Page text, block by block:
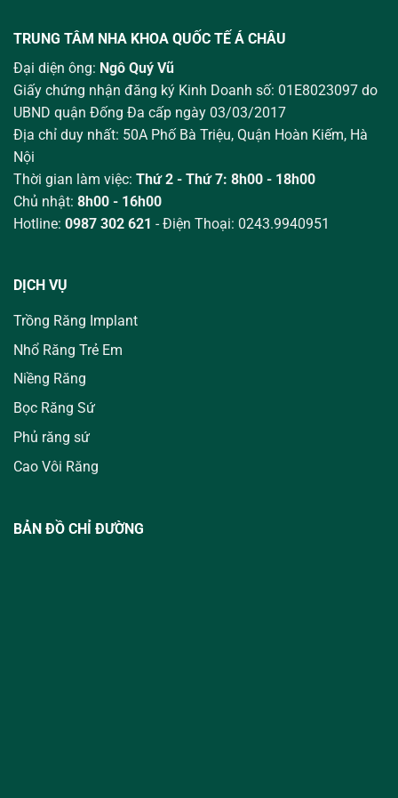
TRUNG TÂM NHA KHOA QUỐC TẾ Á CHÂU
Đại diện ông: Ngô Quý Vũ
Giấy chứng nhận đăng ký Kinh Doanh số: 01E8023097 do
UBND quận Đống Đa cấp ngày 03/03/2017
Địa chỉ duy nhất: 50A Phố Bà Triệu, Quận Hoàn Kiếm, Hà
Nội
Thời gian làm việc: Thứ 2 - Thứ 7: 8h00 - 18h00
Chủ nhật: 8h00 - 16h00
Hotline: 0987 302 621 - Điện Thoại: 0243.9940951
DỊCH VỤ
Trồng Răng Implant
Nhổ Răng Trẻ Em
Niềng Răng
Bọc Răng Sứ
Phủ răng sứ
Cao Vôi Răng
BẢN ĐỒ CHỈ ĐƯỜNG